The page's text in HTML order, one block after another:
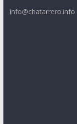
info@chatarrero.info